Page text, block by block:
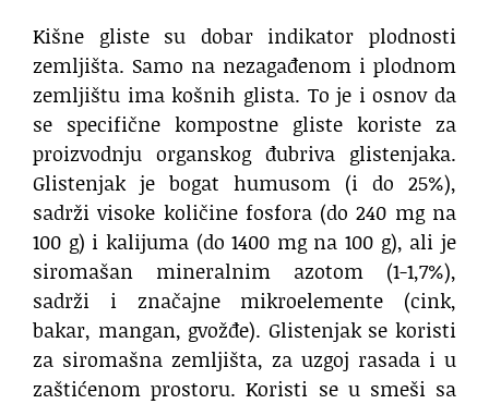
Kišne gliste su dobar indikator plodnosti
zemljišta. Samo na nezagađenom i plodnom
zemljištu ima košnih glista. To je i osnov da
se specifične kompostne gliste koriste za
proizvodnju organskog đubriva glistenjaka.
Glistenjak je bogat humusom (i do 25%),
sadrži visoke količine fosfora (do 240 mg na
100 g) i kalijuma (do 1400 mg na 100 g), ali je
siromašan mineralnim azotom (1-1,7%),
sadrži i značajne mikroelemente (cink,
bakar, mangan, gvožđe). Glistenjak se koristi
za siromašna zemljišta, za uzgoj rasada i u
zaštićenom prostoru. Koristi se u smeši sa